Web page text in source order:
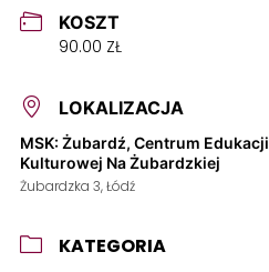
KOSZT
90.00 ZŁ
LOKALIZACJA
MSK: Żubardź, Centrum Edukacji
Kulturowej Na Żubardzkiej
Żubardzka 3, Łódź
KATEGORIA